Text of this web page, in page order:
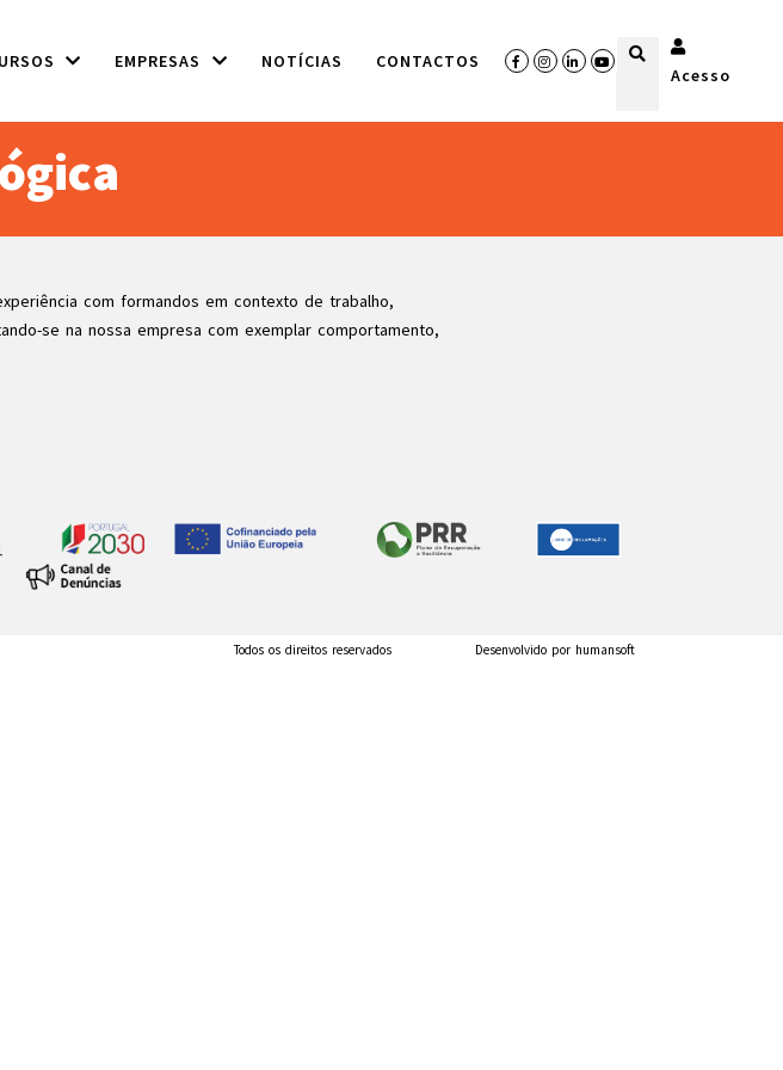
EMPRESAS NOTÍCIAS CONTACTOS
Acesso
com formandos em contexto de trabalho,
se na nossa empresa com exemplar comportamento,
Todos os direitos reservados Desenvolvido por humansoft